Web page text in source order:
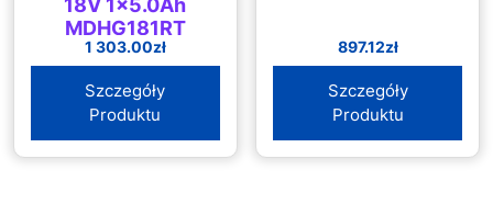
18V 1×5.0Ah
MDHG181RT
1 303.00zł
Szczegóły
Produktu
897.12zł
Szczegóły
Produktu